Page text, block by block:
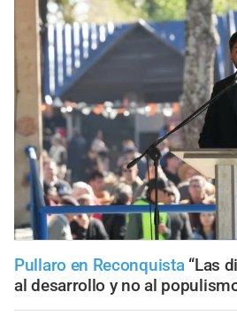
Pullaro en Reconquista “Las
al desarrollo y no al